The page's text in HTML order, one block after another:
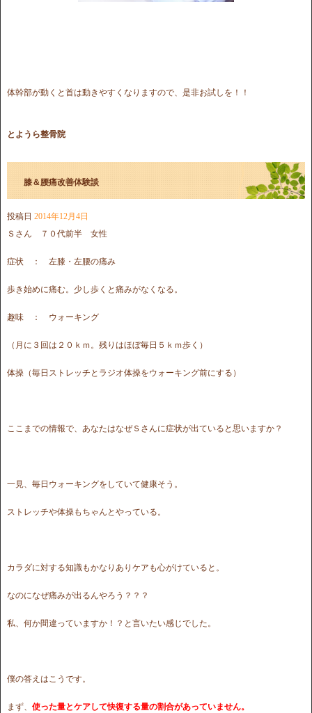
体幹部が動くと首は動きやすくなりますので、是非お試しを！！
とようら整骨院
膝＆腰痛改善体験談
投稿日 2014年12月4日
Ｓさん ７０代前半 女性
症状 ： 左膝・左腰の痛み
歩き始めに痛む。少し歩くと痛みがなくなる。
趣味 ： ウォーキング
（月に３回は２０ｋｍ。残りはほぼ毎日５ｋｍ歩く）
体操（毎日ストレッチとラジオ体操をウォーキング前にする）
ここまでの情報で、あなたはなぜＳさんに症状が出ていると思いますか？
一見、毎日ウォーキングをしていて健康そう。
ストレッチや体操もちゃんとやっている。
カラダに対する知識もかなりありケアも心がけていると。
なのになぜ痛みが出るんやろう？？？
私、何か間違っていますか！？と言いたい感じでした。
僕の答えはこうです。
まず、 使った量とケアして快復する量の割合があっていません。